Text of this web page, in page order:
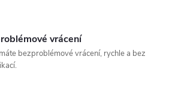
vrácení
bezproblémové vrácení, rychle a bez